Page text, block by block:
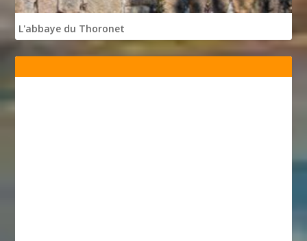
L'abbaye du Thoronet